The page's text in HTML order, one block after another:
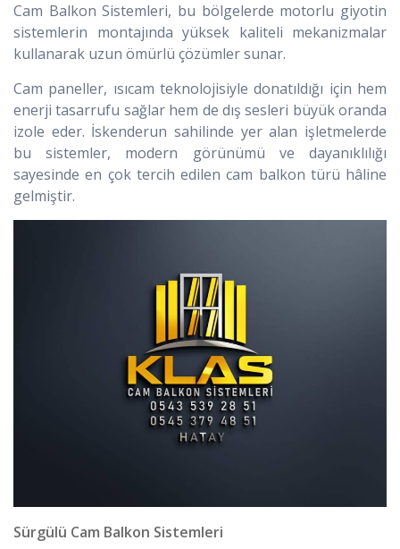
Cam Balkon Sistemleri, bu bölgelerde motorlu giyotin
sistemlerin montajında yüksek kaliteli mekanizmalar
kullanarak uzun ömürlü çözümler sunar.
Cam paneller, ısıcam teknolojisiyle donatıldığı için hem
enerji tasarrufu sağlar hem de dış sesleri büyük oranda
izole eder. İskenderun sahilinde yer alan işletmelerde
bu sistemler, modern görünümü ve dayanıklılığı
sayesinde en çok tercih edilen cam balkon türü hâline
gelmiştir.
Sürgülü Cam Balkon Sistemleri